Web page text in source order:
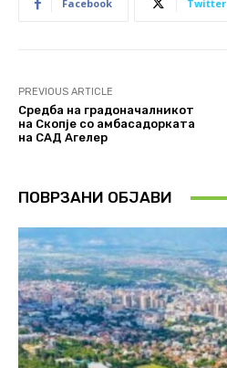
Facebook Twitter
PREVIOUS ARTICLE
Средба на градоначалникот
на Скопје со амбасадорката
на САД Агелер
ПОВРЗАНИ ОБЈАВИ